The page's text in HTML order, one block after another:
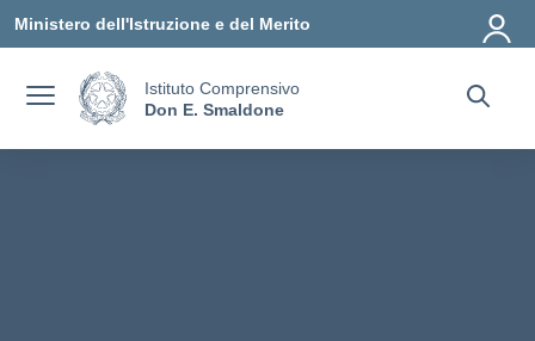
Ministero dell'Istruzione e del Merito
Istituto Comprensivo
Don E. Smaldone